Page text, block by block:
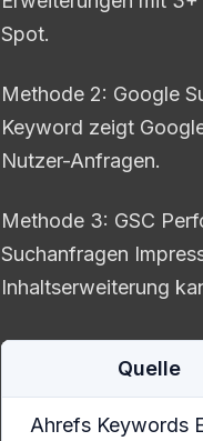
Spot.
Methode 2: Google
Keyword zeigt
Nutzer-Anfragen.
Methode 3: GSC
Suchanfragen
Inhaltserweiterung
Quelle
Ahrefs Keywords